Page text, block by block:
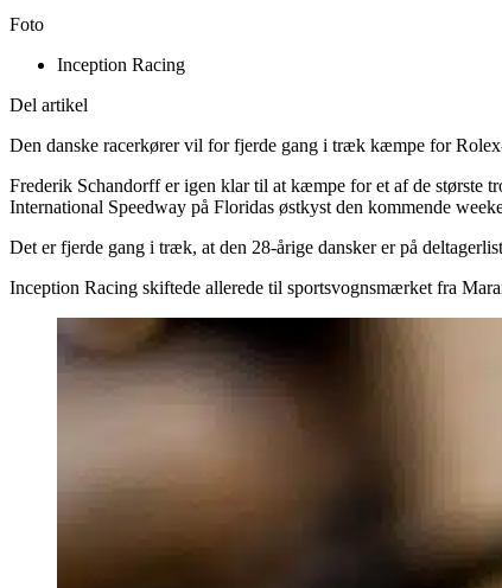
Foto
Inception Racing
Del artikel
Den danske racerkører vil for fjerde gang i træk kæmpe for
Frederik Schandorff er igen klar til at kæmpe for et af de største
International Speedway på Floridas østkyst den kommende
Det er fjerde gang i træk, at den 28-årige dansker er på
Inception Racing skiftede allerede til sportsvognsmærket fra